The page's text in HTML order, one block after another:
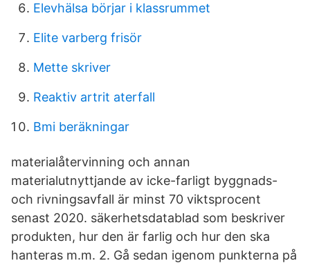
Elevhälsa börjar i klassrummet
Elite varberg frisör
Mette skriver
Reaktiv artrit aterfall
Bmi beräkningar
materialåtervinning och annan
materialutnyttjande av icke-farligt byggnads-
och rivningsavfall är minst 70 viktsprocent
senast 2020. säkerhetsdatablad som beskriver
produkten, hur den är farlig och hur den ska
hanteras m.m. 2. Gå sedan igenom punkterna på